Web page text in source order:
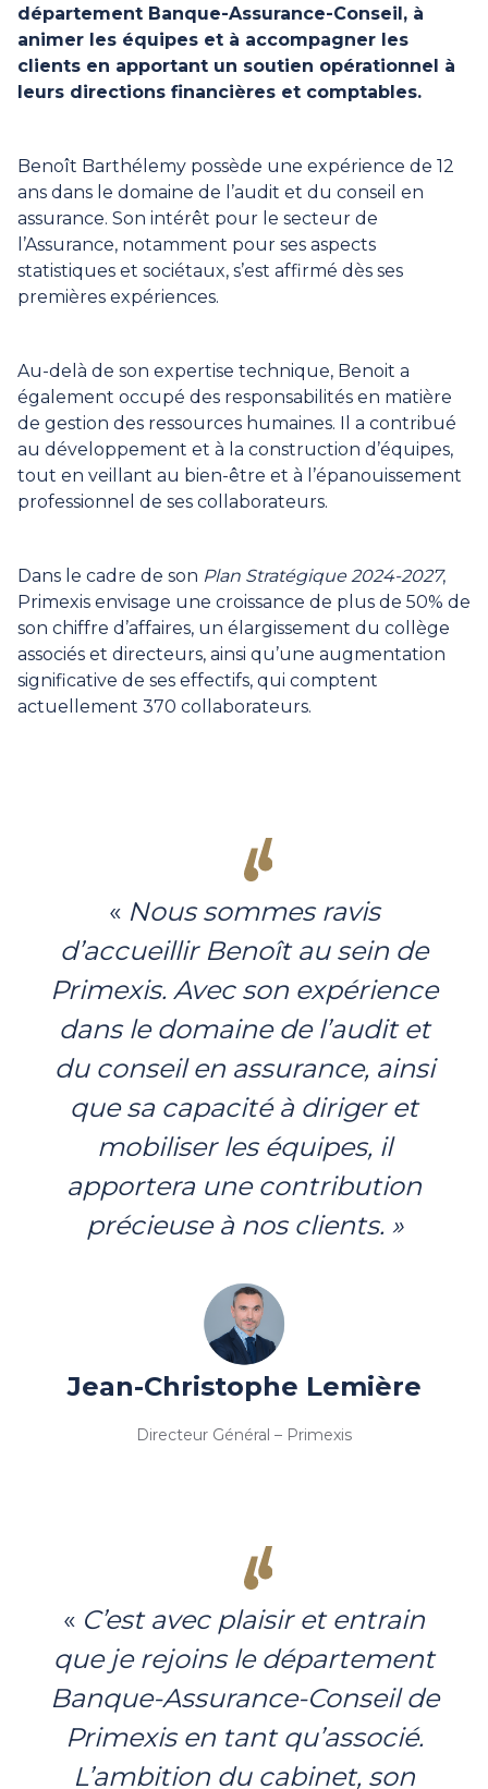
département Banque-Assurance-Conseil, à
animer les équipes et à accompagner les
clients en apportant un soutien opérationnel à
leurs directions financières et comptables.
Benoît Barthélemy possède une expérience de 12
ans dans le domaine de l’audit et du conseil en
assurance. Son intérêt pour le secteur de
l’Assurance, notamment pour ses aspects
statistiques et sociétaux, s’est affirmé dès ses
premières expériences.
Au-delà de son expertise technique, Benoit a
également occupé des responsabilités en matière
de gestion des ressources humaines. Il a contribué
au développement et à la construction d’équipes,
tout en veillant au bien-être et à l’épanouissement
professionnel de ses collaborateurs.
Dans le cadre de son Plan Stratégique 2024-2027,
Primexis envisage une croissance de plus de 50% de
son chiffre d’affaires, un élargissement du collège
associés et directeurs, ainsi qu’une augmentation
significative de ses effectifs, qui comptent
actuellement 370 collaborateurs.
« Nous sommes ravis
d’accueillir Benoît au sein de
Primexis. Avec son expérience
dans le domaine de l’audit et
du conseil en assurance, ainsi
que sa capacité à diriger et
mobiliser les équipes, il
apportera une contribution
précieuse à nos clients. »
Jean-Christophe Lemière
Directeur Général – Primexis
« C’est avec plaisir et entrain
que je rejoins le département
Banque-Assurance-Conseil de
Primexis en tant qu’associé.
L’ambition du cabinet, son